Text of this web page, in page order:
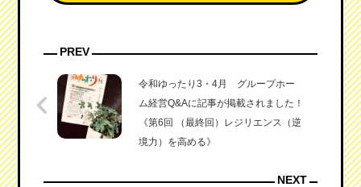
PREV
令和ゆったり3・4月 グループホー
ム経営Q&Aに記事が掲載されました！
《第6回 （最終回）レジリエンス（逆
境力）を高める》
NEXT